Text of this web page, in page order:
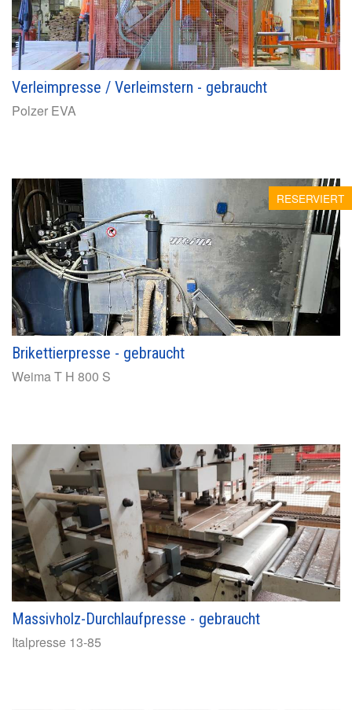
Verleimpresse / Verleimstern - gebraucht
Polzer EVA
RESERVIERT
Brikettierpresse - gebraucht
Weima T H 800 S
Massivholz-Durchlaufpresse - gebraucht
Italpresse 13-85